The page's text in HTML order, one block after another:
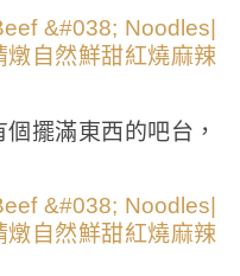
擺滿東西的吧台，